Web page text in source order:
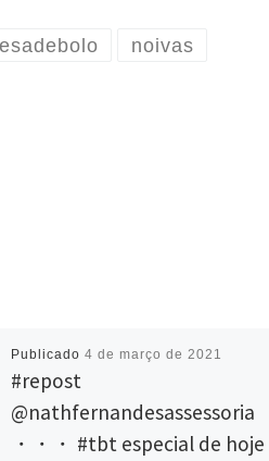
noivas
Publicado4 de março de 2021
#repost
@nathfernandesassessoria
・・・ #tbt especial de hoje